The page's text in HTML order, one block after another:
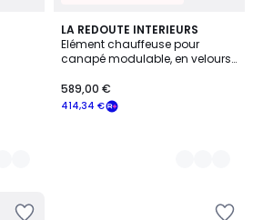
LA REDOUTE INTERIEURS
Elément chauffeuse pour
canapé modulable, en velours
414,34 €
589,00 €
4
Couleurs